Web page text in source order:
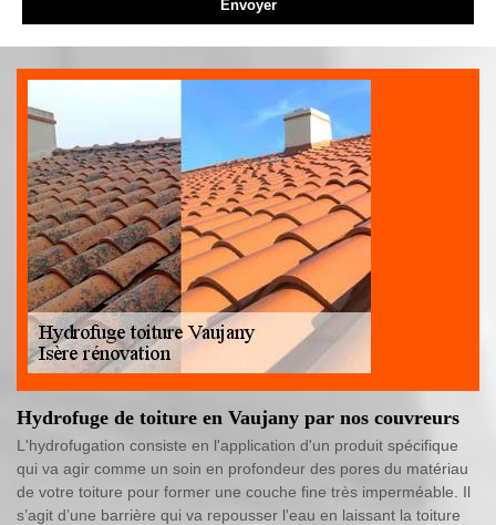
Hydrofuge de toiture en Vaujany par nos couvreurs
L'hydrofugation consiste en l'application d'un produit spécifique
qui va agir comme un soin en profondeur des pores du matériau
de votre toiture pour former une couche fine très imperméable. Il
s’agit d’une barrière qui va repousser l'eau en laissant la toiture